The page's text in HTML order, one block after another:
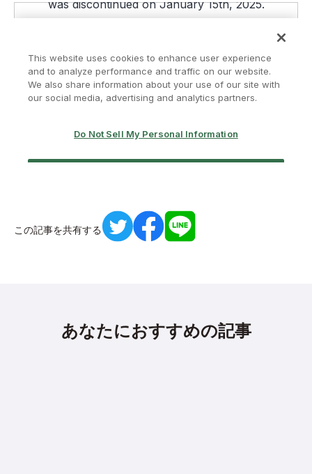
この記事を共有する
あなたにおすすめの記事